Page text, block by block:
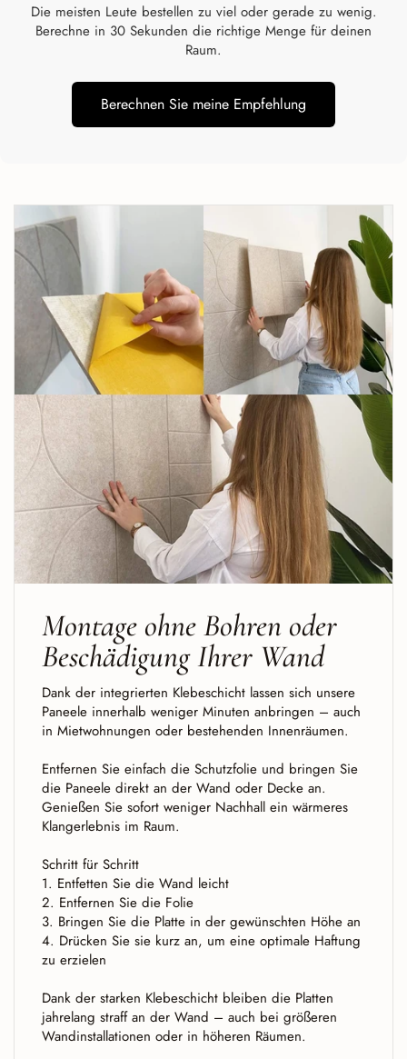
Die meisten Leute bestellen zu viel oder gerade zu wenig.
Berechne in 30 Sekunden die richtige Menge für deinen
Raum.
Berechnen Sie meine Empfehlung
Montage ohne Bohren oder
Beschädigung Ihrer Wand
Dank der integrierten Klebeschicht lassen sich unsere
Paneele innerhalb weniger Minuten anbringen – auch
in Mietwohnungen oder bestehenden Innenräumen.
Entfernen Sie einfach die Schutzfolie und bringen Sie
die Paneele direkt an der Wand oder Decke an.
Genießen Sie sofort weniger Nachhall ein wärmeres
Klangerlebnis im Raum.
Schritt für Schritt
1. Entfetten Sie die Wand leicht
2. Entfernen Sie die Folie
3. Bringen Sie die Platte in der gewünschten Höhe an
4. Drücken Sie sie kurz an, um eine optimale Haftung
zu erzielen
Dank der starken Klebeschicht bleiben die Platten
jahrelang straff an der Wand – auch bei größeren
Wandinstallationen oder in höheren Räumen.